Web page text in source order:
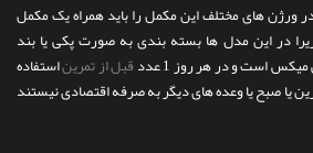
ورژن های مختلف این مکمل را باید همراه یک مکمل
در این مدل ها بسته بندی به صورت پکی یا بند
است و در هر روز 1 عدد
قبل از تمریناستفاده
یا صبح یا وعده های دیگر به صرفه اقتصادی نیستند